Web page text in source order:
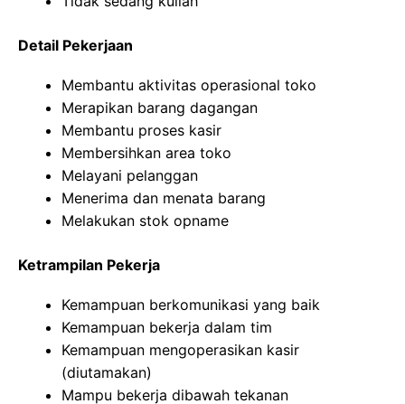
Detail Pekerjaan
Membantu aktivitas operasional toko
Merapikan barang dagangan
Membantu proses kasir
Membersihkan area toko
Melayani pelanggan
Menerima dan menata barang
Melakukan stok opname
Ketrampilan Pekerja
Kemampuan berkomunikasi yang baik
Kemampuan bekerja dalam tim
Kemampuan mengoperasikan kasir
(diutamakan)
Mampu bekerja dibawah tekanan